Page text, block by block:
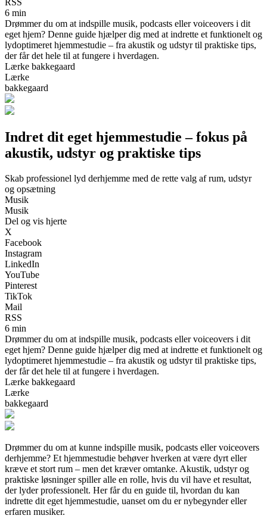
6 min
Drømmer du om at indspille musik, podcasts eller voiceovers i dit
eget hjem? Denne guide hjælper dig med at indrette et funktionelt og
lydoptimeret hjemmestudie – fra akustik og udstyr til praktiske tips,
der får det hele til at fungere i hverdagen.
Lærke bakkegaard
Lærke
bakkegaard
Indret dit eget hjemmestudie – fokus på
akustik, udstyr og praktiske tips
Skab professionel lyd derhjemme med de rette valg af rum, udstyr
og opsætning
Musik
Musik
Del og vis hjerte
X
Facebook
Instagram
LinkedIn
YouTube
Pinterest
TikTok
Mail
RSS
6 min
Drømmer du om at indspille musik, podcasts eller voiceovers i dit
eget hjem? Denne guide hjælper dig med at indrette et funktionelt og
lydoptimeret hjemmestudie – fra akustik og udstyr til praktiske tips,
der får det hele til at fungere i hverdagen.
Lærke bakkegaard
Lærke
bakkegaard
Drømmer du om at kunne indspille musik, podcasts eller voiceovers
derhjemme? Et hjemmestudie behøver hverken at være dyrt eller
kræve et stort rum – men det kræver omtanke. Akustik, udstyr og
praktiske løsninger spiller alle en rolle, hvis du vil have et resultat,
der lyder professionelt. Her får du en guide til, hvordan du kan
indrette dit eget hjemmestudie, uanset om du er nybegynder eller
erfaren musiker.